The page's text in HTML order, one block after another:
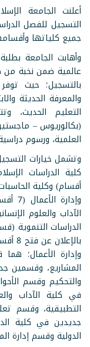
أعلنت الجامعة
جميع كلياتها
وأهابت الجامعة
عالمية ضمن نخبة من
بالتسجيل؛ حيث
والمعرفة الحديثة
التعليم الحديث،
(بكالوريوس –
العلمية، ورسوم
الدراسات التنموية
وإدارة الأعمال؛
المشاريع، وقسمين
والتحكيم وقسم
في كلية الآداب
التطبيقية، وقسم
جديدين في كلية
الدولية وقسم إدارة